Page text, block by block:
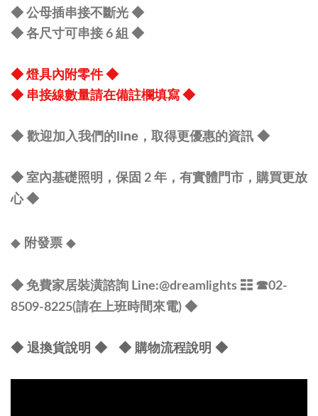
◆ 公母插串接不斷光 ◆
◆ 各尺寸可串接 6 組 ◆
◆ 燈具內附零件◆
◆串接線數量請在備註欄填寫 ◆
◆ 歡迎加入我們的line，取得更優惠的資訊◆
◆ 室內基礎照明，保固 2 年，有實體門市，購買更放
心◆
◆ 附發票◆
◆ 免費家居裝潢諮詢 Line:@dreamlights ☷ ☎02-
8509-8225(請在上班時間來電) ◆
◆ 退換貨說明 ◆ ◆ 購物流程說明 ◆